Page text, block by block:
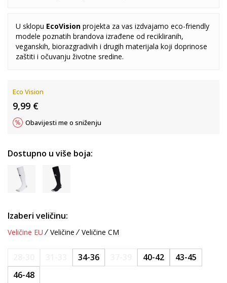
U sklopu EcoVision projekta za vas izdvajamo eco-friendly
modele poznatih brandova izrađene od recikliranih,
veganskih, biorazgradivih i drugih materijala koji doprinose
zaštiti i očuvanju životne sredine.
Eco Vision
9,99 €
Obavijesti me o sniženju
Dostupno u više boja:
Izaberi veličinu:
Veličine EU Veličine Veličine CM
34-36 40-42
43-45
46-48